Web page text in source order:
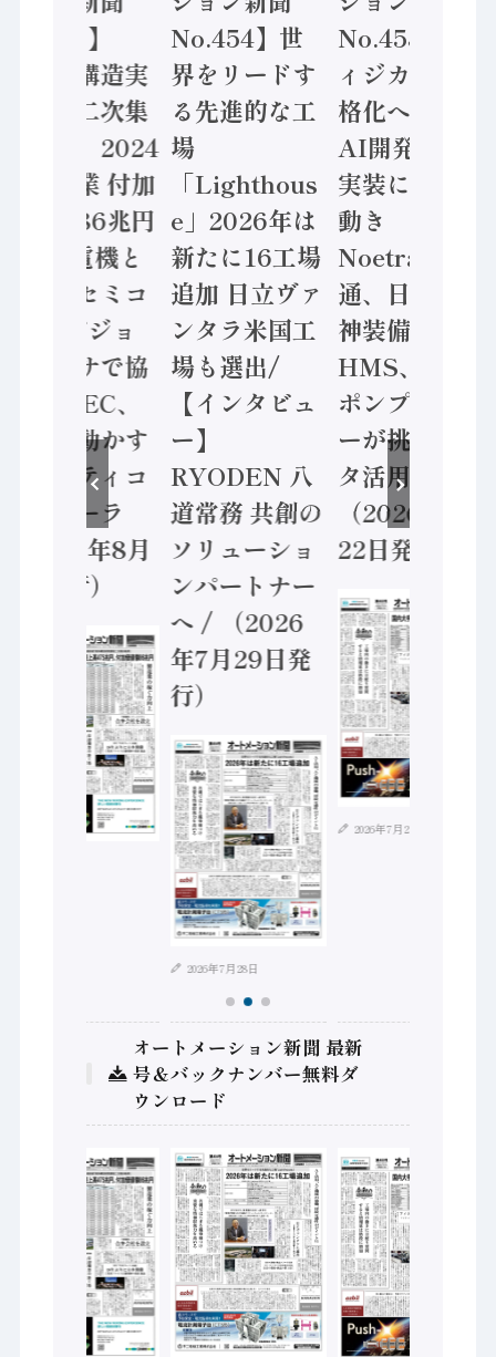
No.455】
「経済構造実
態調査二次集
計結果」2024
年製造業 付加
価値額86兆円
/ 三菱電機と
ソニーセミコ
ン AIビジョ
ンセンサで協
業 / IDEC、
安全に動かす
セーフティコ
ントローラ
（2026年8月
5日発行）
No.454】世
界をリードす
る先進的な工
場
「Lighthous
e」2026年は
新たに16工場
追加 日立ヴァ
ンタラ米国工
場も選出/
【インタビュ
ー】
RYODEN 八
道常務 共創の
ソリューショ
ンパートナー
へ / （2026
年7月29日発
行）
2026年7月28日
No.453】フ
ィジカルAI本
格化へ 国産
AI開発や社会
実装に活発な
動き
Noetra、富士
通、日立 / 兵
神装備 ×
HMS、老舗
ポンプメーカ
ーが挑むデー
タ活用 など
（2026年7月
22日発行）
2026年7月21日
オートメーション新聞 最新
号＆バックナンバー無料ダ
ウンロード